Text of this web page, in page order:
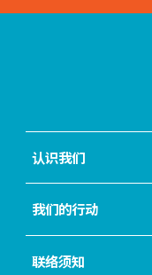
认识我们
我们的行动
联络须知